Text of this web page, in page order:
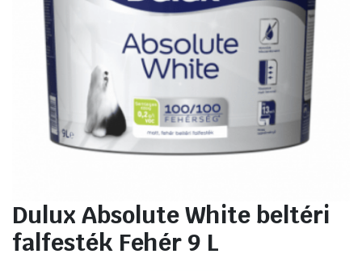
Dulux Absolute White beltéri
falfesték Fehér 9 L